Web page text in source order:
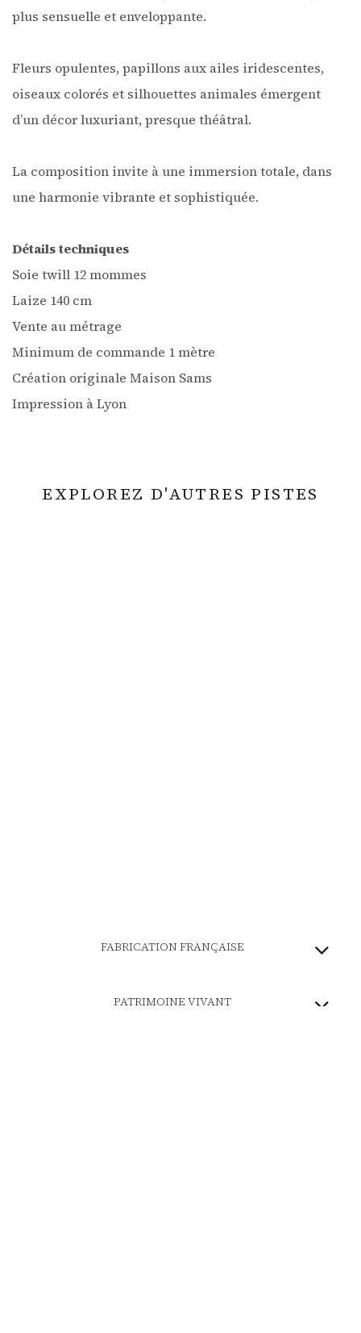
plus sensuelle et enveloppante.
Fleurs opulentes, papillons aux ailes iridescentes,
oiseaux colorés et silhouettes animales émergent
d’un décor luxuriant, presque théâtral.
La composition invite à une immersion totale, dans
une harmonie vibrante et sophistiquée.
Détails techniques
Soie twill 12 mommes
Laize 140 cm
Vente au métrage
Minimum de commande 1 mètre
Création originale Maison Sams
Impression à Lyon
EXPLOREZ D'AUTRES PISTES
FABRICATION FRANÇAISE
PATRIMOINE VIVANT